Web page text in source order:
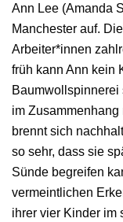
Ann Lee (Amanda
Manchester auf.
Arbeiter*innen
früh kann Ann kein
Baumwollspinnerei
im
brennt sich
so sehr, dass sie
Sünde begreifen
vermeintlichen
ihrer vier Kinder im